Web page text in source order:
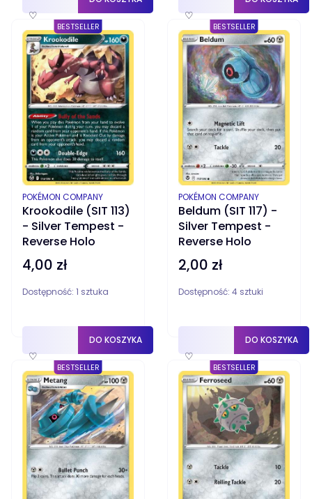
♡ ♡
BESTSELLER
Krookodile (SIT 113)
- Silver Tempest -
Reverse Holo
PRODUCENT
POKÉMON COMPANY
Cena
4,00 zł
Dostępność: 1 sztuka
♡
DO KOSZYKA
BESTSELLER
Beldum (SIT 117) -
Silver Tempest -
Reverse Holo
PRODUCENT
POKÉMON COMPANY
Cena
2,00 zł
Dostępność: 4 sztuki
♡
DO KOSZYKA
BESTSELLER BESTSELLER